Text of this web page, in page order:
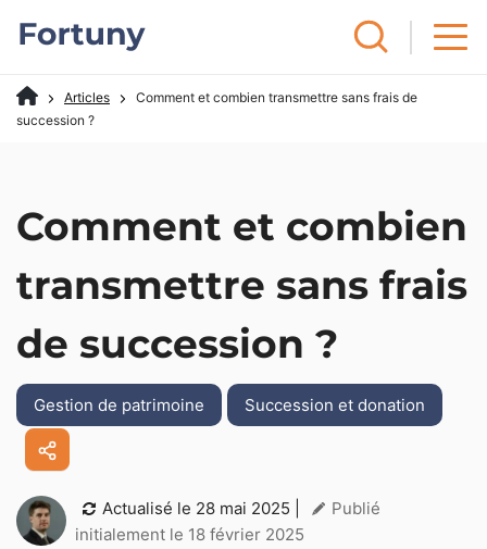
Articles
Comment et combien transmettre sans frais de
succession ?
Comment et combien
transmettre sans frais
de succession ?
Gestion de patrimoine Succession et donation
Actualisé le 28 mai 2025
Publié
initialement le 18 février 2025